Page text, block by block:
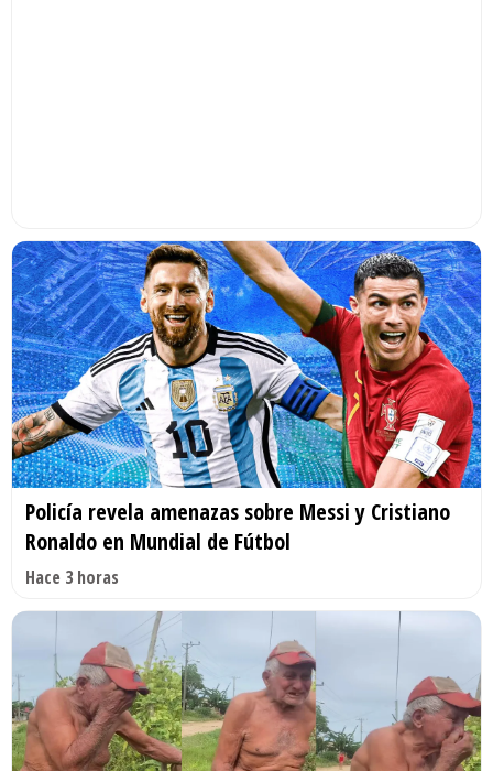
Policía revela amenazas sobre Messi y Cristiano
Ronaldo en Mundial de Fútbol
Hace 3 horas